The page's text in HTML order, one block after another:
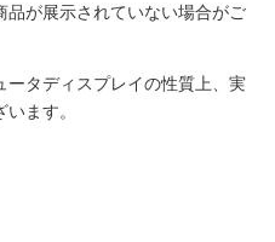
が展示されていない場合がご
タディスプレイの性質上、実
ます。